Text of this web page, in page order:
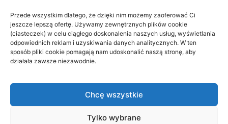
Przede wszystkim dlatego, że dzięki nim możemy zaoferować Ci
jeszcze lepszą ofertę. Używamy zewnętrznych plików cookie
(ciasteczek) w celu ciągłego doskonalenia naszych usług, wyświetlania
odpowiednich reklam i uzyskiwania danych analitycznych. W ten
sposób pliki cookie pomagają nam udoskonalić naszą stronę, aby
działała zawsze niezawodnie.
Chcę wszystkie
Tylko wybrane
Salony INEA
Napisz do